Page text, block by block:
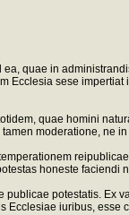
quae in
Ecclesia sese
quae homini
moderatione, ne
honeste faciendi
potestatis. Ex
Ecclesiae iuribus, esse